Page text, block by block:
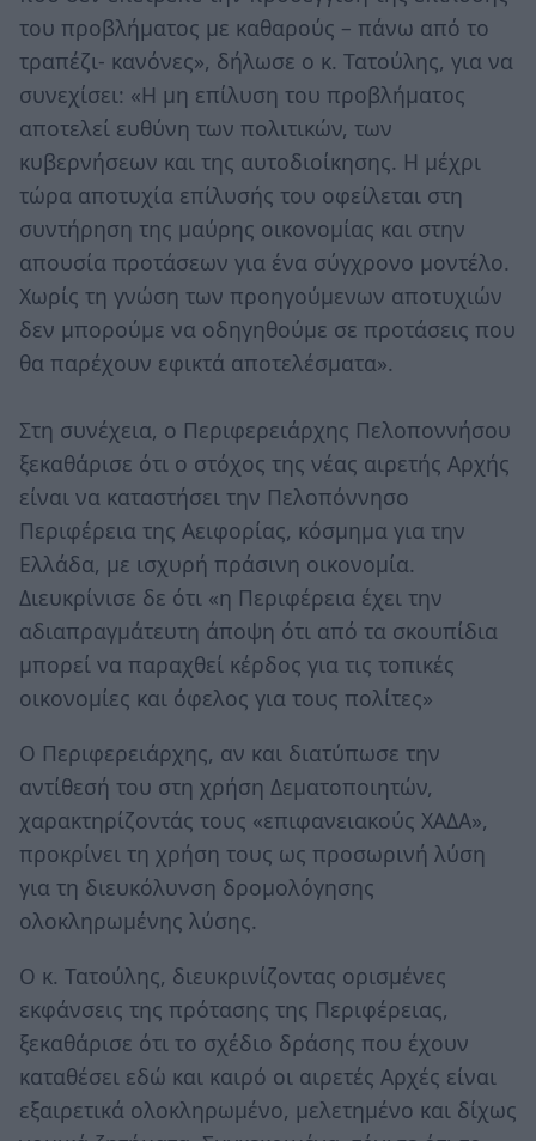
του προβλήματος με καθαρούς – πάνω από το
τραπέζι- κανόνες», δήλωσε ο κ. Τατούλης, για να
συνεχίσει: «Η μη επίλυση του προβλήματος
αποτελεί ευθύνη των πολιτικών, των
κυβερνήσεων και της αυτοδιοίκησης. Η μέχρι
τώρα αποτυχία επίλυσής του οφείλεται στη
συντήρηση της μαύρης οικονομίας και στην
απουσία προτάσεων για ένα σύγχρονο μοντέλο.
Χωρίς τη γνώση των προηγούμενων αποτυχιών
δεν μπορούμε να οδηγηθούμε σε προτάσεις που
θα παρέχουν εφικτά αποτελέσματα».
Στη συνέχεια, ο Περιφερειάρχης Πελοποννήσου
ξεκαθάρισε ότι ο στόχος της νέας αιρετής Αρχής
είναι να καταστήσει την Πελοπόννησο
Περιφέρεια της Αειφορίας, κόσμημα για την
Ελλάδα, με ισχυρή πράσινη οικονομία.
Διευκρίνισε δε ότι «η Περιφέρεια έχει την
αδιαπραγμάτευτη άποψη ότι από τα σκουπίδια
μπορεί να παραχθεί κέρδος για τις τοπικές
οικονομίες και όφελος για τους πολίτες»
Ο Περιφερειάρχης, αν και διατύπωσε την
αντίθεσή του στη χρήση Δεματοποιητών,
χαρακτηρίζοντάς τους «επιφανειακούς ΧΑΔΑ»,
προκρίνει τη χρήση τους ως προσωρινή λύση
για τη διευκόλυνση δρομολόγησης
ολοκληρωμένης λύσης.
Ο κ. Τατούλης, διευκρινίζοντας ορισμένες
εκφάνσεις της πρότασης της Περιφέρειας,
ξεκαθάρισε ότι το σχέδιο δράσης που έχουν
καταθέσει εδώ και καιρό οι αιρετές Αρχές είναι
εξαιρετικά ολοκληρωμένο, μελετημένο και δίχως